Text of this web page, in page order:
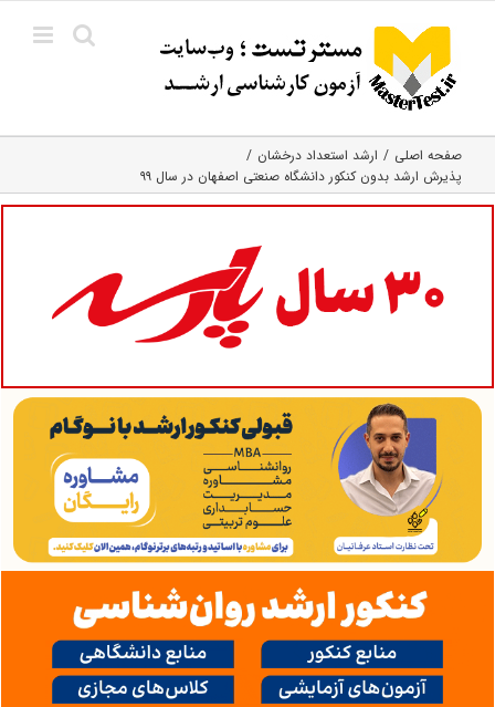
content
صفحه اصلی
ارشد استعداد درخشان
پذیرش ارشد بدون کنکور دانشگاه صنعتی اصفهان در سال ۹۹